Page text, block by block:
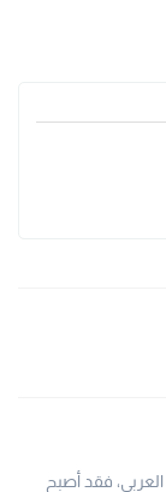
العربي، فقد أصبح